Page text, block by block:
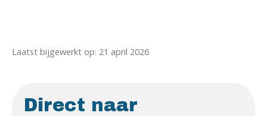
Laatst bijgewerkt op: 21 april 2026
Direct naar